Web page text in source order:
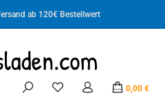
ab 120€ Bestellwert
Du hast 0 Produkte auf
0,00 €